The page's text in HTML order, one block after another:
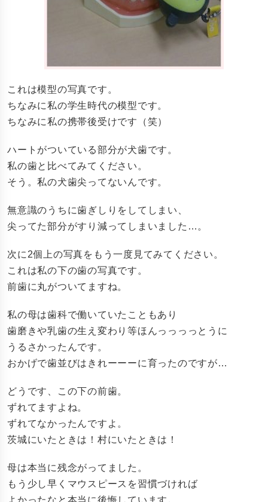
これは模型の写真です。
ちなみに私の学生時代の模型です。
ちなみに私の携帯後受けです（笑）
ハートがついている部分が犬歯です。
私の歯と比べてみてください。
そう。私の犬歯尖ってないんです。
無意識のうちに歯ぎしりをしてしまい、
尖ってた部分がすり減ってしまいました…。
次に2個上の写真をもう一度見てみてください。
これは私の下の歯の写真です。
前歯に丸がついてますね。
私の母は歯科で働いていたこともあり
歯磨きや乳歯の生え変わり等ほんっっっっとうに
うるさかったんです。
おかげで歯並びはきれーーーに育ったのですが…
どうです、この下の前歯。
ずれてますよね。
ずれてなかったんですよ。
茨城にいたときは！村にいたときは！
母は本当に残念がってました。
もう少し早くマウスピースを習慣づければ